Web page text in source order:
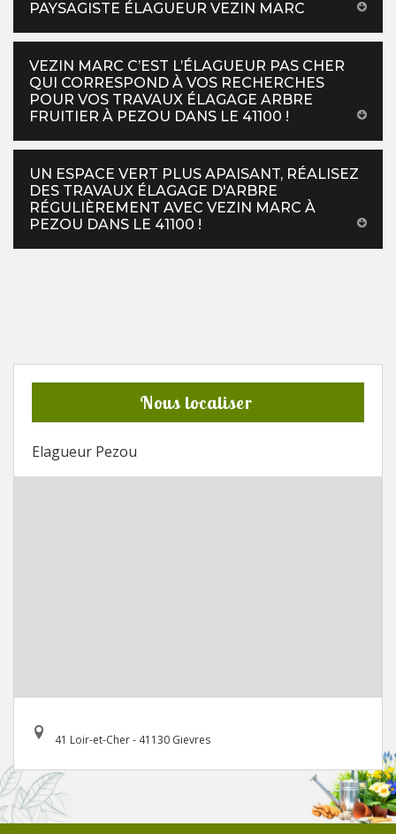
PAYSAGISTE ÉLAGUEUR VEZIN MARC
VEZIN MARC C’EST L’ÉLAGUEUR PAS CHER
QUI CORRESPOND À VOS RECHERCHES
POUR VOS TRAVAUX ÉLAGAGE ARBRE
FRUITIER À PEZOU DANS LE 41100 !
UN ESPACE VERT PLUS APAISANT, RÉALISEZ
DES TRAVAUX ÉLAGAGE D'ARBRE
RÉGULIÈREMENT AVEC VEZIN MARC À
PEZOU DANS LE 41100 !
Nous localiser
Elagueur Pezou
41 Loir-et-Cher - 41130 Gievres